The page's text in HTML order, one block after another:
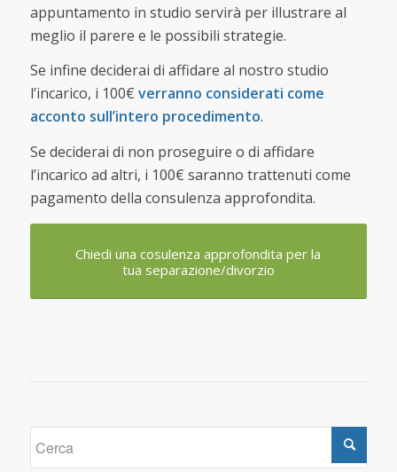
appuntamento in studio servirà per illustrare al
meglio il parere e le possibili strategie.
Se infine deciderai di affidare al nostro studio
l’incarico, i 100€ verranno considerati come
acconto sull’intero procedimento.
Se deciderai di non proseguire o di affidare
l’incarico ad altri, i 100€ saranno trattenuti come
pagamento della consulenza approfondita.
Chiedi una cosulenza approfondita per la
tua separazione/divorzio